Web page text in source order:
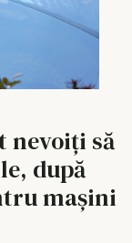
nevoiți să
după
mașini